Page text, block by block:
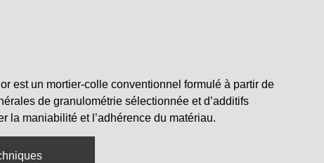
est un mortier-colle conventionnel formulé à partir de
de granulométrie sélectionnée et d’additifs
la maniabilité et l’adhérence du matériau.